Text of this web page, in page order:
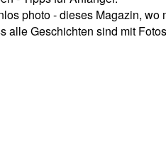
photo - dieses Magazin,
Geschichten sind mit